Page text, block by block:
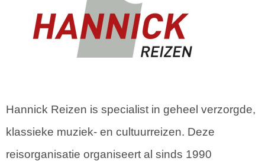
Hannick Reizen is specialist in geheel verzorgde,
klassieke muziek- en cultuurreizen. Deze
reisorganisatie organiseert al sinds 1990